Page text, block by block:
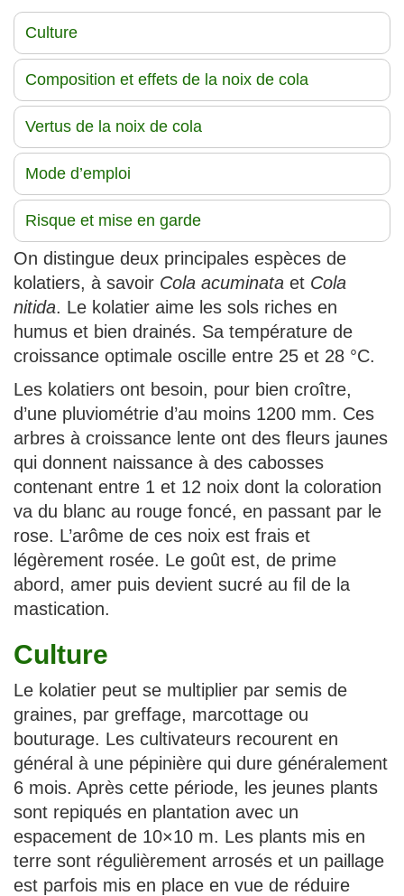
Culture
Composition et effets de la noix de cola
Vertus de la noix de cola
Mode d’emploi
Risque et mise en garde
On distingue deux principales espèces de
kolatiers, à savoir Cola acuminata et Cola
nitida. Le kolatier aime les sols riches en
humus et bien drainés. Sa température de
croissance optimale oscille entre 25 et 28 °C.
Les kolatiers ont besoin, pour bien croître,
d’une pluviométrie d’au moins 1200 mm. Ces
arbres à croissance lente ont des fleurs jaunes
qui donnent naissance à des cabosses
contenant entre 1 et 12 noix dont la coloration
va du blanc au rouge foncé, en passant par le
rose. L’arôme de ces noix est frais et
légèrement rosée. Le goût est, de prime
abord, amer puis devient sucré au fil de la
mastication.
Culture
Le kolatier peut se multiplier par semis de
graines, par greffage, marcottage ou
bouturage. Les cultivateurs recourent en
général à une pépinière qui dure généralement
6 mois. Après cette période, les jeunes plants
sont repiqués en plantation avec un
espacement de 10×10 m. Les plants mis en
terre sont régulièrement arrosés et un paillage
est parfois mis en place en vue de réduire